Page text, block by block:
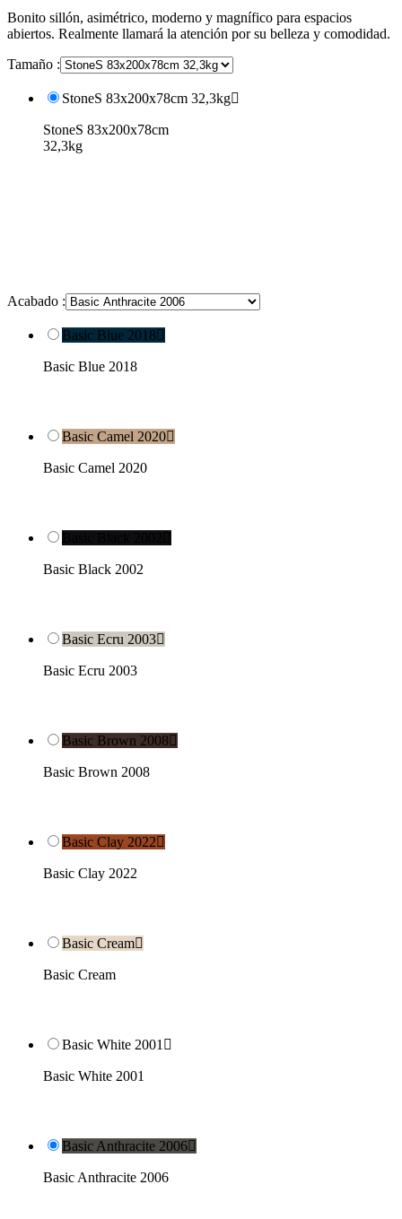
Bonito sillón, asimétrico, moderno y magnífico para espacios
abiertos. Realmente llamará la atención por su belleza y comodidad.
Tamaño :
StoneS 83x200x78cm 32,3kg
StoneS 83x200x78cm
32,3kg
Acabado :
Basic Blue 2018
Basic Blue 2018
Basic Camel 2020
Basic Camel 2020
Basic Black 2002
Basic Ecru 2003
Basic Ecru 2003
Basic Brown 2008
Basic Brown 2008
Basic Clay 2022
Basic Clay 2022
Basic Cream
Basic Cream
Basic White 2001 
Basic White 2001
Basic Anthracite 2006
Basic Anthracite 2006